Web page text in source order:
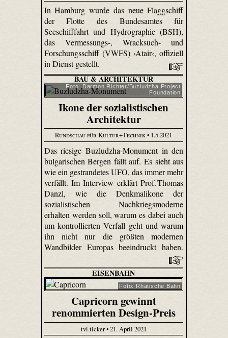
In Hamburg wurde das neue Flaggschiff
der Flotte des Bundesamtes für
Seeschifffahrt und Hydrographie (BSH),
das Vermessungs-, Wracksuch- und
Forschungsschiff (VWFS) ›Atair‹, offiziell
in Dienst gestellt.
BAU & ARCHITEKTUR
Foto: Darmon Richter/Buzludzha Project
Foundation
Ikone der sozialistischen
Architektur
Rundschau für Kultur+Technik• 1.5.2021
Das riesige Buzludzha-Monument in den
bulgarischen Bergen fällt auf. Es sieht aus
wie ein gestrandetes UFO, das immer mehr
verfällt. Im Interview erklärt Prof. Thomas
Danzl, wie die Denkmalikone der
sozialistischen Nachkriegsmoderne
erhalten werden soll, warum es dabei auch
um kontrollierten Verfall geht und warum
ihn nicht nur die größten modernen
Wandbilder Europas beeindruckt haben.
EISENBAHN
Foto: Rhätische Bahn
Capricorn gewinnt
renommierten Design-Preis
tvi.ticker • 21. April 2021